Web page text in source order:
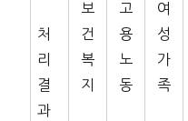
처
리
결
과
보
건
복
지
고
용
노
동
여
성
가
족